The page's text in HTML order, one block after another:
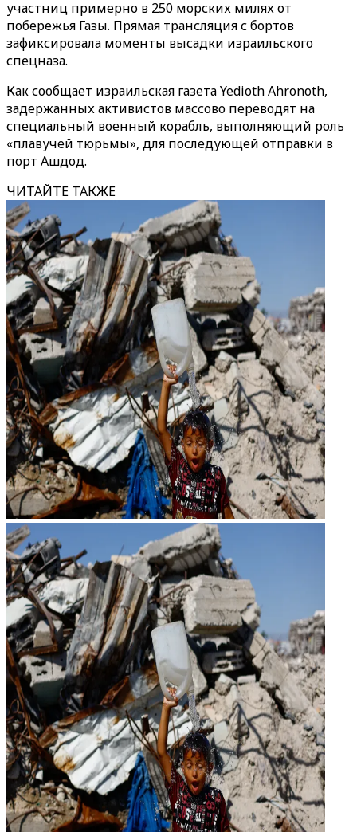
участниц примерно в 250 морских милях от
побережья Газы. Прямая трансляция с бортов
зафиксировала моменты высадки израильского
спецназа.
Как сообщает израильская газета Yedioth Ahronoth,
задержанных активистов массово переводят на
специальный военный корабль, выполняющий роль
«плавучей тюрьмы», для последующей отправки в
порт Ашдод.
ЧИТАЙТЕ ТАКЖЕ